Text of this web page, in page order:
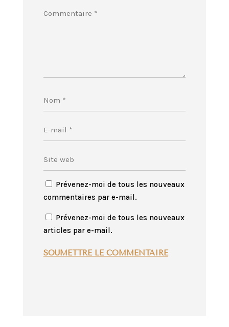
Prévenez-moi de tous les nouveaux
commentaires par e-mail.
Prévenez-moi de tous les nouveaux
articles par e-mail.
SOUMETTRE LE COMMENTAIRE